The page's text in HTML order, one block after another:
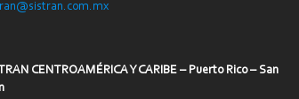
CENTROAMÉRICA Y CARIBE – Puerto Rico – San